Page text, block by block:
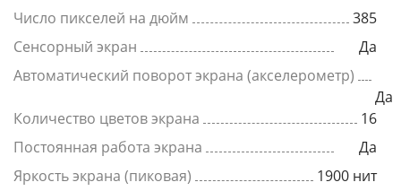
Число пикселей на дюйм
385
Сенсорный экран
Да
Автоматический поворот экрана (акселерометр)
Да
Количество цветов экрана
16
Постоянная работа экрана
Да
Яркость экрана (пиковая)
1900 нит